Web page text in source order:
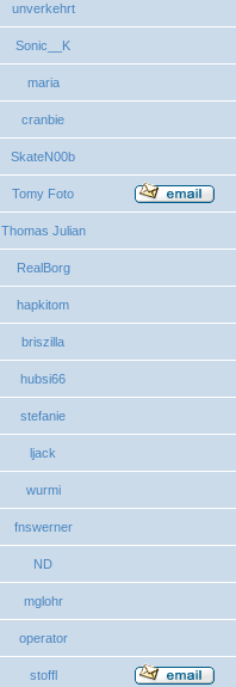
unverkehrt
Sonic__K
maria
cranbie
SkateN00b
Tomy Foto
Thomas Julian
RealBorg
hapkitom
briszilla
hubsi66
stefanie
ljack
wurmi
fnswerner
ND
mglohr
operator
stoffl